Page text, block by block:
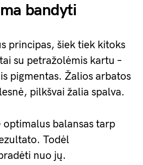
bandyti
principas, šiek tiek kitoks
su petražolėmis kartu –
pigmentas. Žalios arbatos
pilkšvai žalia spalva.
optimalus balansas tarp
Todėl
nuo jų.